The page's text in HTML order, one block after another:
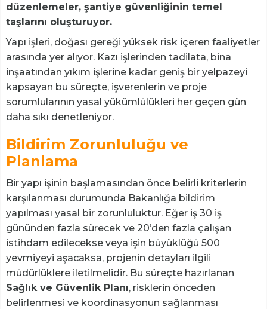
düzenlemeler, şantiye güvenliğinin temel
taşlarını oluşturuyor.
Yapı işleri, doğası gereği yüksek risk içeren faaliyetler
arasında yer alıyor. Kazı işlerinden tadilata, bina
inşaatından yıkım işlerine kadar geniş bir yelpazeyi
kapsayan bu süreçte, işverenlerin ve proje
sorumlularının yasal yükümlülükleri her geçen gün
daha sıkı denetleniyor.
Bildirim Zorunluluğu ve
Planlama
Bir yapı işinin başlamasından önce belirli kriterlerin
karşılanması durumunda Bakanlığa bildirim
yapılması yasal bir zorunluluktur. Eğer iş 30 iş
gününden fazla sürecek ve 20’den fazla çalışan
istihdam edilecekse veya işin büyüklüğü 500
yevmiyeyi aşacaksa, projenin detayları ilgili
müdürlüklere iletilmelidir. Bu süreçte hazırlanan
Sağlık ve Güvenlik Planı, risklerin önceden
belirlenmesi ve koordinasyonun sağlanması